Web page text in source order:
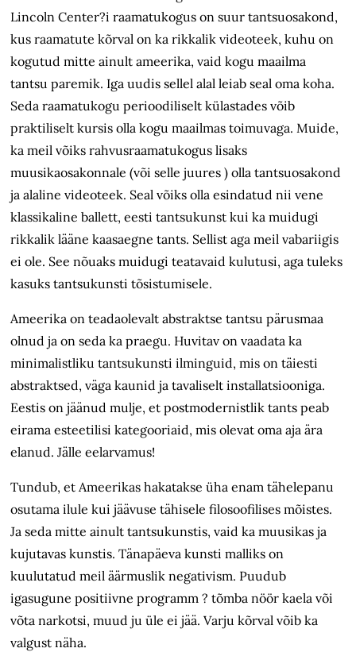
Lincoln Center?i raamatukogus on suur tantsuosakond,
kus raamatute kõrval on ka rikkalik videoteek, kuhu on
kogutud mitte ainult ameerika, vaid kogu maailma
tantsu paremik. Iga uudis sellel alal leiab seal oma koha.
Seda raamatukogu perioodiliselt külastades võib
praktiliselt kursis olla kogu maailmas toimuvaga. Muide,
ka meil võiks rahvusraamatukogus lisaks
muusikaosakonnale (või selle juures ) olla tantsuosakond
ja alaline videoteek. Seal võiks olla esindatud nii vene
klassikaline ballett, eesti tantsukunst kui ka muidugi
rikkalik lääne kaasaegne tants. Sellist aga meil vabariigis
ei ole. See nõuaks muidugi teatavaid kulutusi, aga tuleks
kasuks tantsukunsti tõsistumisele.
Ameerika on teadaolevalt abstraktse tantsu pärusmaa
olnud ja on seda ka praegu. Huvitav on vaadata ka
minimalistliku tantsukunsti ilminguid, mis on täiesti
abstraktsed, väga kaunid ja tavaliselt installatsiooniga.
Eestis on jäänud mulje, et postmodernistlik tants peab
eirama esteetilisi kategooriaid, mis olevat oma aja ära
elanud. Jälle eelarvamus!
Tundub, et Ameerikas hakatakse üha enam tähelepanu
osutama ilule kui jäävuse tähisele filosoofilises mõistes.
Ja seda mitte ainult tantsukunstis, vaid ka muusikas ja
kujutavas kunstis. Tänapäeva kunsti malliks on
kuulutatud meil äärmuslik negativism. Puudub
igasugune positiivne programm ? tõmba nöör kaela või
võta narkotsi, muud ju üle ei jää. Varju kõrval võib ka
valgust näha.